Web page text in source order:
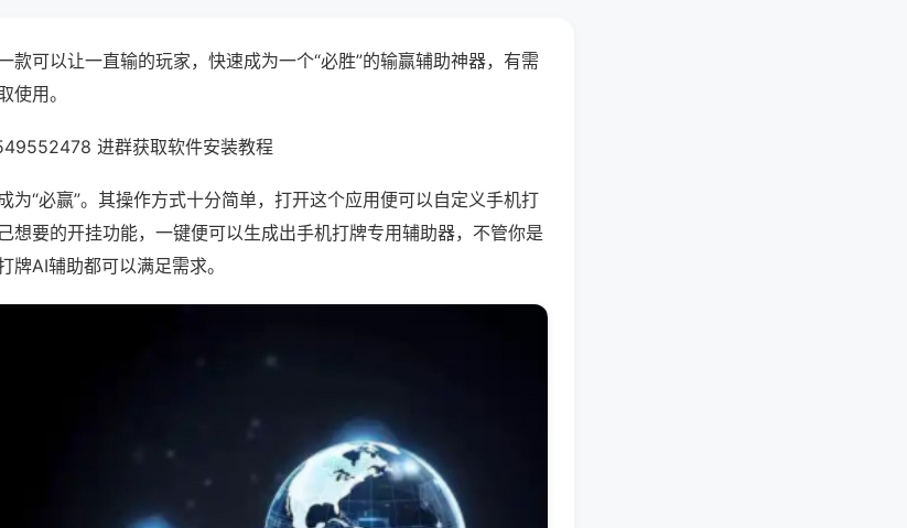
款可以让一直输的玩家，快速成为一个“必胜”的输赢辅助神器，有需
使用。
进群获取软件安装教程
为“必赢”。其操作方式十分简单，打开这个应用便可以自定义手机打
想要的开挂功能，一键便可以生成出手机打牌专用辅助器，不管你是
牌AI辅助都可以满足需求。